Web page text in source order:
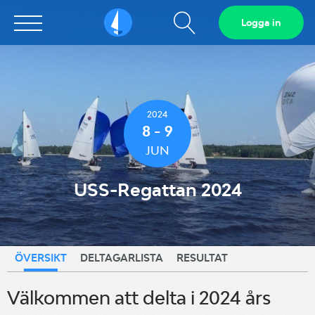
Sailarena Visa
sökfält
Logga in
2024
8 - 9
JUN
USS-Regattan 2024
ÖVERSIKT DELTAGARLISTA RESULTAT
Välkommen att delta i 2024 års